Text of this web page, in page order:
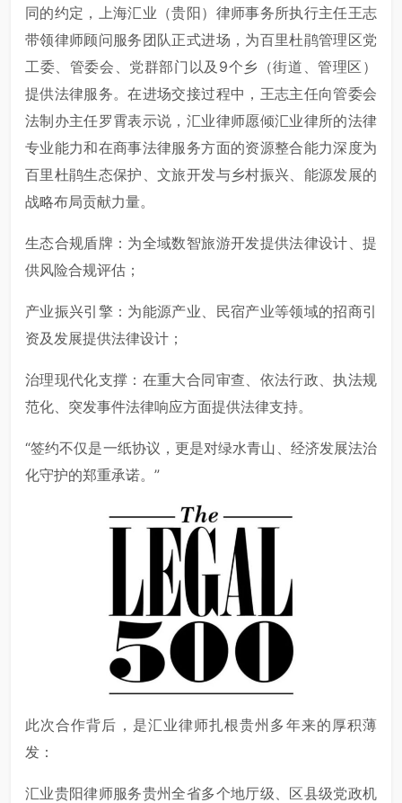
同的约定，上海汇业（贵阳）律师事务所执行主任王志
带领律师顾问服务团队正式进场，为百里杜鹃管理区党
工委、管委会、党群部门以及9个乡（街道、管理区）
提供法律服务。在进场交接过程中，王志主任向管委会
法制办主任罗霄表示说，汇业律师愿倾汇业律所的法律
专业能力和在商事法律服务方面的资源整合能力深度为
百里杜鹃生态保护、文旅开发与乡村振兴、能源发展的
战略布局贡献力量。
生态合规盾牌：为全域数智旅游开发提供法律设计、提
供风险合规评估；
产业振兴引擎：为能源产业、民宿产业等领域的招商引
资及发展提供法律设计；
治理现代化支撑：在重大合同审查、依法行政、执法规
范化、突发事件法律响应方面提供法律支持。
“签约不仅是一纸协议，更是对绿水青山、经济发展法治
化守护的郑重承诺。”
此次合作背后，是汇业律师扎根贵州多年来的厚积薄
发：
汇业贵阳律师服务贵州全省多个地厅级、区县级党政机